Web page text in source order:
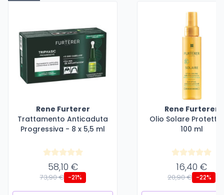
Rene Furterer
Trattamento Anticaduta
Progressiva - 8 x 5,5 ml
58,10 €
73,90 € -21%
Rene Furterer
Olio Solare
100 ml
16,40 €
20,90 € -22%